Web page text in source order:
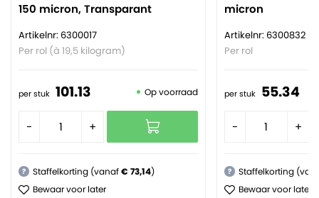
150 micron, Transparant
Artikelnr: 6300017
Per rol (à 19,5 kilogram)
per stuk 101.13 Op voorraad
- +
? Staffelkorting (vanaf€ 73,14)
Bewaar voor later
micron
Artikelnr: 6300832
Per rol
per stuk 55.34
- +
?
Staffelkorting
Bewaar voor later